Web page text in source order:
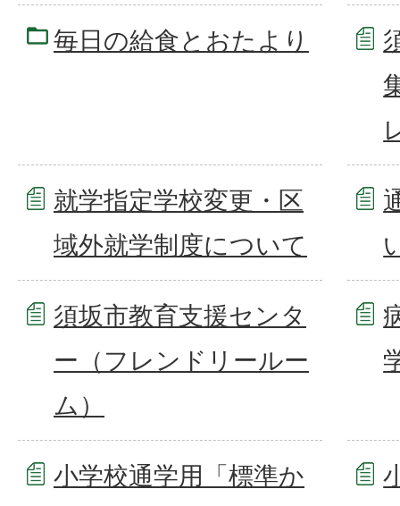
毎日の給食とおたより
就学指定学校変更・区
域外就学制度について
須坂市教育支援センタ
ー（フレンドリールー
ム）
小学校通学用「標準か